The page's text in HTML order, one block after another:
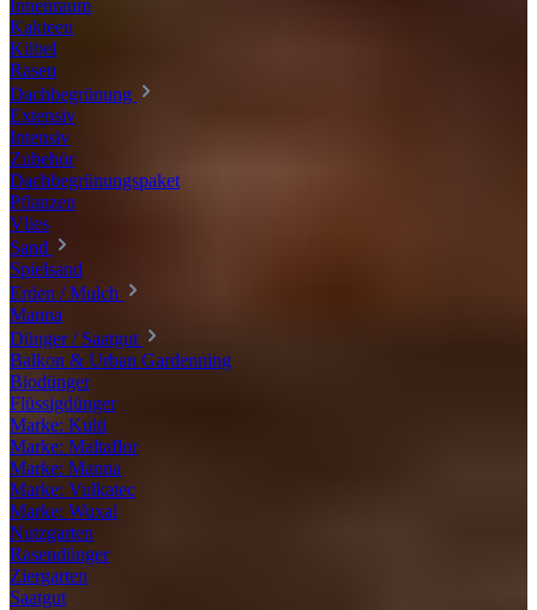
Innenraum
Kakteen
Kübel
Rasen
Dachbegrünung
Extensiv
Intensiv
Zubehör
Dachbegrünungspaket
Pflanzen
Vlies
Sand
Spielsand
Erden / Mulch
Manna
Dünger / Saatgut
Balkon & Urban Gardenning
Biodünger
Flüssigdünger
Marke: Kulti
Marke: Maltaflor
Marke: Manna
Marke: Vulkatec
Marke: Wuxal
Nutzgarten
Rasendünger
Ziergarten
Saatgut